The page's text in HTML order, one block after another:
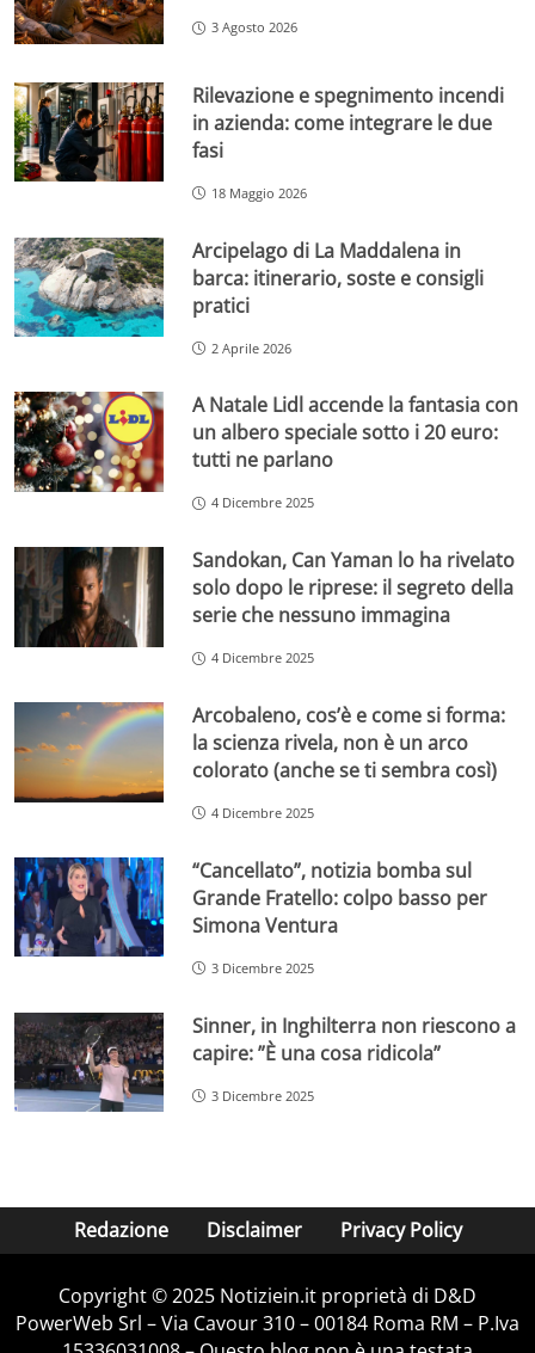
3 Agosto 2026
Rilevazione e spegnimento incendi
in azienda: come integrare le due
fasi
18 Maggio 2026
Arcipelago di La Maddalena in
barca: itinerario, soste e consigli
pratici
2 Aprile 2026
A Natale Lidl accende la fantasia con
un albero speciale sotto i 20 euro:
tutti ne parlano
4 Dicembre 2025
Sandokan, Can Yaman lo ha rivelato
solo dopo le riprese: il segreto della
serie che nessuno immagina
4 Dicembre 2025
Arcobaleno, cos’è e come si forma:
la scienza rivela, non è un arco
colorato (anche se ti sembra così)
4 Dicembre 2025
“Cancellato”, notizia bomba sul
Grande Fratello: colpo basso per
Simona Ventura
3 Dicembre 2025
Sinner, in Inghilterra non riescono a
capire: ”È una cosa ridicola”
3 Dicembre 2025
Redazione Disclaimer Privacy Policy
Copyright © 2025 Notiziein.it proprietà di D&D
PowerWeb Srl – Via Cavour 310 – 00184 Roma RM – P.Iva